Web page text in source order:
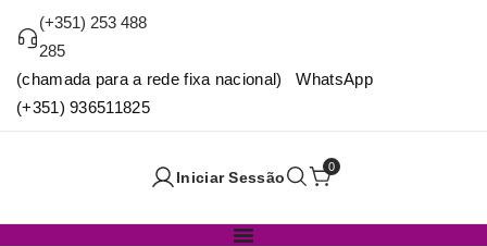
(+351) 253 488
285
(chamada para a rede fixa nacional) WhatsApp
(+351) 936511825
Iniciar Sessão
0